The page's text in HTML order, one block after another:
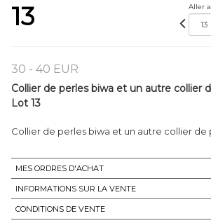
13 Aller
30 - 40 EUR
Collier de perles biwa et un autre collier
Lot 13
Collier de perles biwa et un autre collier de
MES ORDRES D'ACHAT
INFORMATIONS SUR LA VENTE
CONDITIONS DE VENTE